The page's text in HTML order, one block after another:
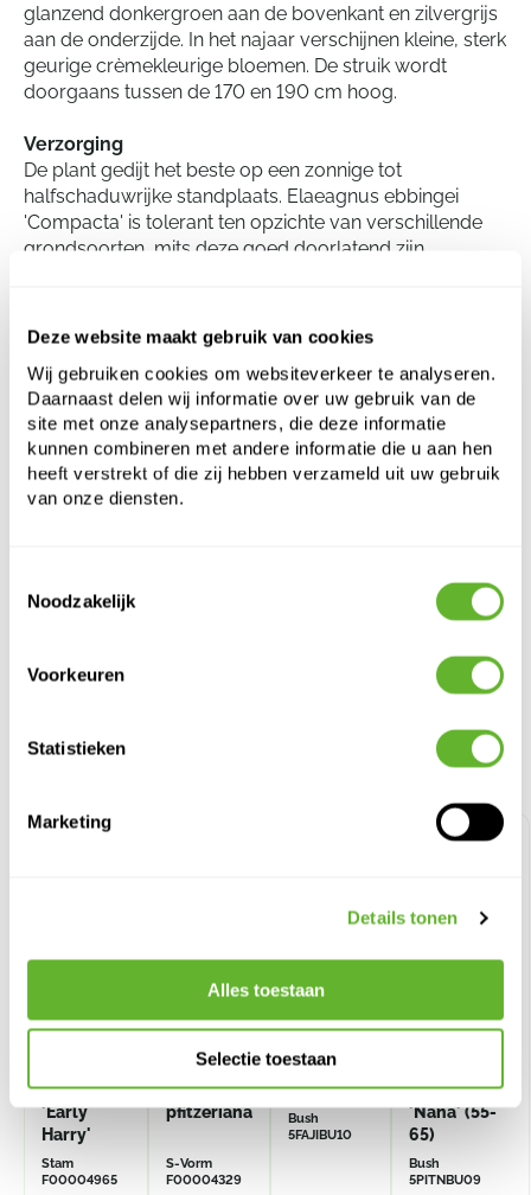
Deze website maakt gebruik van cookies
Wij gebruiken cookies om websiteverkeer te analyseren.
Daarnaast delen wij informatie over uw gebruik van de
site met onze analysepartners, die deze informatie
kunnen combineren met andere informatie die u aan hen
heeft verstrekt of die zij hebben verzameld uit uw gebruik
van onze diensten.
Noodzakelijk
Voorkeuren
Statistieken
Marketing
Details tonen
Alles toestaan
Selectie toestaan
glanzend donkergroen aan de bovenkant en zilvergrijs
aan de onderzijde. In het najaar verschijnen kleine, sterk
geurige crèmekleurige bloemen. De struik wordt
doorgaans tussen de 170 en 190 cm hoog.
Verzorging
De plant gedijt het beste op een zonnige tot
halfschaduwrijke standplaats. Elaeagnus ebbingei
'Compacta' is tolerant ten opzichte van verschillende
grondsoorten, mits deze goed doorlatend zijn.
Elaeagnus ebbingei 'Compacta' (170-190)
Bush
Hoogte:
175
Breedte:
65
Alternatieve producten
paniculata
'Early
Harry'
Stam
F00004965
Juniperus
x
pfitzeriana
S-Vorm
F00004329
Fargesia
jiuzhaigou
Bush
5FAJIBU10
tobira
'Nana' (55-
65)
Bush
5PITNBU09